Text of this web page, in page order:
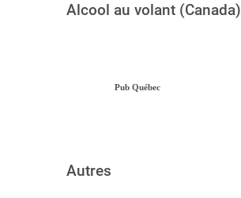
Alcool au volant (Canada)
Pub Québec
Autres